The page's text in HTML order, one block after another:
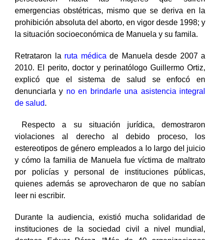
persecución hacia las mujeres que sufren
emergencias obstétricas, mismo que se deriva en la
prohibición absoluta del aborto, en vigor desde 1998; y
la situación socioeconómica de Manuela y su famila.
de Manuela desde 2007 a
2010. El perito, doctor y perinatólogo Guillermo Ortiz,
explicó que el sistema de salud se enfocó en
denunciarla y
no en brindarle una asistencia integral
Respecto a su situación jurídica, demostraron
violaciones al derecho al debido proceso, los
estereotipos de género empleados a lo largo del juicio
y cómo la familia de Manuela fue víctima de maltrato
por policías y personal de instituciones públicas,
quienes además se aprovecharon de que no sabían
Durante la audiencia, existió mucha solidaridad de
instituciones de la sociedad civil a nivel mundial,